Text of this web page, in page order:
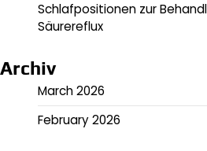
Schlafpositionen zur
Säurereflux
Archiv
March 2026
February 2026